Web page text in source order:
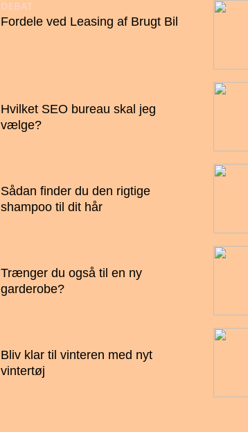
DEBAT
Fordele ved Leasing af Brugt Bil
Hvilket SEO bureau skal jeg
vælge?
Sådan finder du den rigtige
shampoo til dit hår
Trænger du også til en ny
garderobe?
Bliv klar til vinteren med nyt
vintertøj